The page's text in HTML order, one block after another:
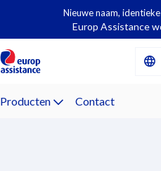
Nieuwe naam,
Europ Assistance
Producten Contact